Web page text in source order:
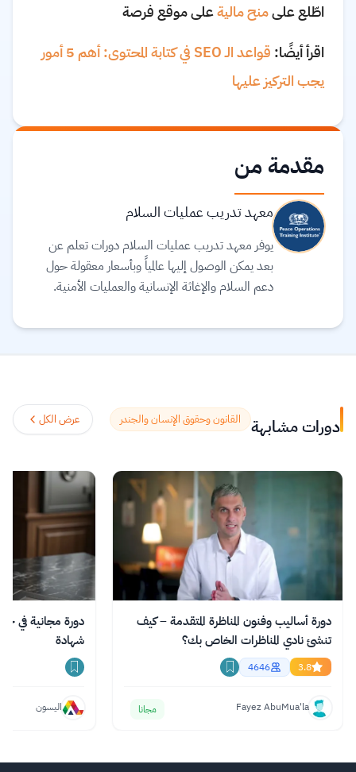
اطّلع علىمنح ماليةعلى موقع فرصة
اقرأ أيضًا:
قواعد الـ SEO في كتابة المحتوى: أهم 5 أمور
يجب التركيز عليها
مقدمة من
معهد تدريب عمليات السلام
يوفر معهد تدريب عمليات السلام دورات تعلم عن
بعد يمكن الوصول إليها عالمياً وبأسعار معقولة حول
دعم السلام والإغاثة الإنسانية والعمليات الأمنية.
العسكريين والشرطة والمدنيين الذين يعملون من أجل
دورات مشابهة القانون وحقوق الإنسان والجندر عرض الكل
دورة أساليب وفنون المناظرة المتقدمة – كيف
تنشئ نادي المناظرات الخاص بك؟
3.8
4646
Fayez AbuMua'la مجانا
شهادة
اليسون